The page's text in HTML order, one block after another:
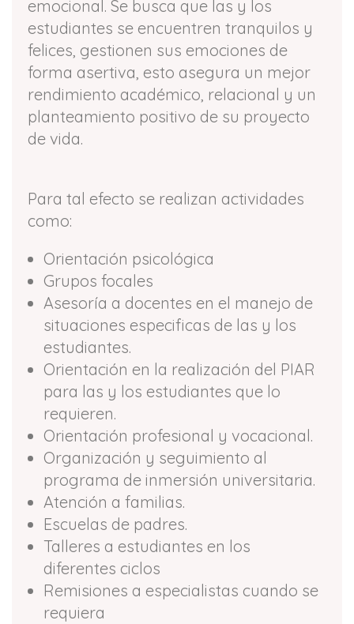
emocional. Se busca que las y los
estudiantes se encuentren tranquilos y
felices, gestionen sus emociones de
forma asertiva, esto asegura un mejor
rendimiento académico, relacional y un
planteamiento positivo de su proyecto
de vida.
Para tal efecto se realizan actividades
como:
Orientación psicológica
Grupos focales
Asesoría a docentes en el manejo de
situaciones especificas de las y los
estudiantes.
Orientación en la realización del PIAR
para las y los estudiantes que lo
requieren.
Orientación profesional y vocacional.
Organización y seguimiento al
programa de inmersión universitaria.
Atención a familias.
Escuelas de padres.
Talleres a estudiantes en los
diferentes ciclos
Remisiones a especialistas cuando se
requiera